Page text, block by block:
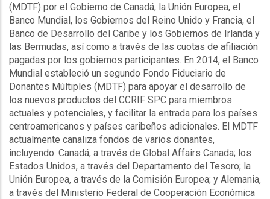
(MDTF) por el Gobierno de Canadá, la Unión Europea, el
Banco Mundial, los Gobiernos del Reino Unido y Francia, el
Banco de Desarrollo del Caribe y los Gobiernos de Irlanda y
las Bermudas, así como a través de las cuotas de afiliación
pagadas por los gobiernos participantes. En 2014, el Banco
Mundial estableció un segundo Fondo Fiduciario de
Donantes Múltiples (MDTF) para apoyar el desarrollo de
los nuevos productos del CCRIF SPC para miembros
actuales y potenciales, y facilitar la entrada para los países
centroamericanos y países caribeños adicionales. El MDTF
actualmente canaliza fondos de varios donantes,
incluyendo: Canadá, a través de Global Affairs Canada; los
Estados Unidos, a través del Departamento del Tesoro; la
Unión Europea, a través de la Comisión Europea; y Alemania,
a través del Ministerio Federal de Cooperación Económica